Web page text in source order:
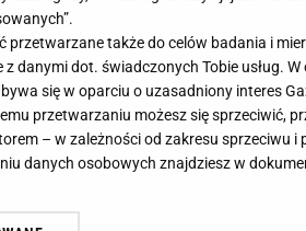
przetwarzane także do celów badania i
z danymi dot. świadczonych Tobie usług.
się w oparciu o uzasadniony interes
przetwarzaniu możesz się sprzeciwić,
– w zależności od zakresu sprzeciwu
danych osobowych znajdziesz w